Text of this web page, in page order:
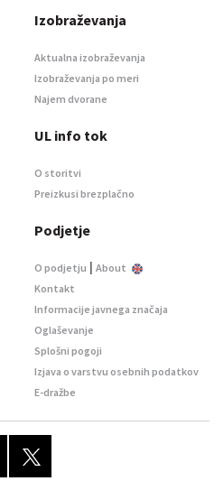
Izobraževanja
Aktualna izobraževanja
Izobraževanja po meri
Najem dvorane
UL info tok
O storitvi
Preizkusi brezplačno
Podjetje
O podjetju | About
Kontakt
Informacije javnega značaja
Oglaševanje
Splošni pogoji
Izjava o varstvu osebnih podatkov
E-dražbe